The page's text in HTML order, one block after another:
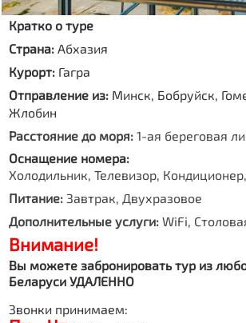
Кратко о туре
Страна:Абхазия
Курорт: Гагра
Отправление из: Минск, Бобруйск,
Жлобин
Расстояние до моря: 1-ая береговая
Оснащение номера:
Холодильник, Телевизор,
Питание: Завтрак, Двухразовое
Дополнительные услуги: WiFi,
Внимание!
Вы можете забронировать тур из
Беларуси УДАЛЕННО
Звонки принимаем: